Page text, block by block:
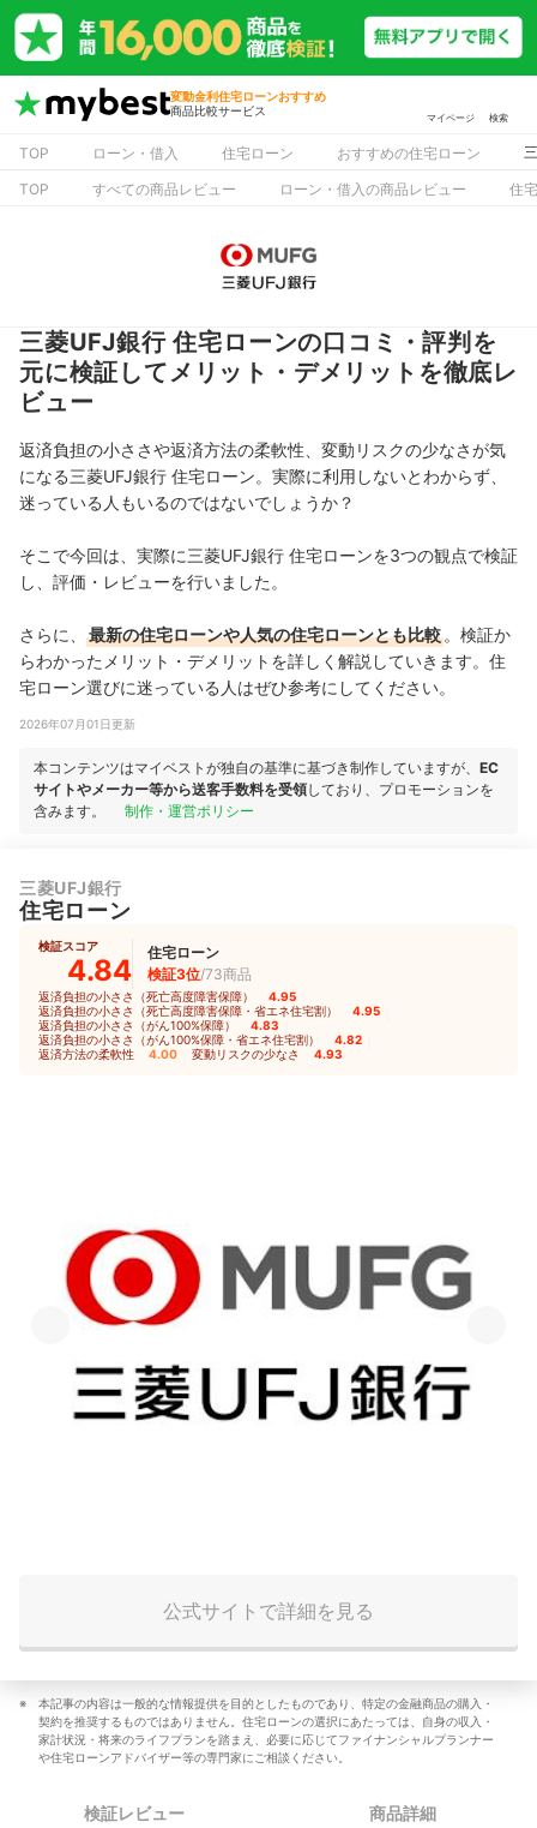
変動金利住宅ローンおすすめ
商品比較サービス
マイページ 検索
TOP ローン・借入 住宅ローン おすすめの住宅ローン
TOP すべての商品レビュー ローン・借入の商品レビュー 住
三菱UFJ銀行 住宅ローンの口コミ・評判を
元に検証してメリット・デメリットを徹底レ
ビュー
返済負担の小ささや返済方法の柔軟性、変動リスクの少なさが気
になる三菱UFJ銀行 住宅ローン。実際に利用しないとわからず、
迷っている人もいるのではないでしょうか？
そこで今回は、実際に三菱UFJ銀行 住宅ローンを3つの観点で検証
し、評価・レビューを行いました。
さらに、 最新の住宅ローンや人気の住宅ローンとも比較 。検証か
らわかったメリット・デメリットを詳しく解説していきます。住
宅ローン選びに迷っている人はぜひ参考にしてください。
2026年07月01日更新
本コンテンツはマイベストが独自の基準に基づき制作していますが、 EC
サイトやメーカー等から送客手数料を受領しており、プロモーションを
含みます。
制作・運営ポリシー
三菱UFJ銀行
住宅ローン
検証スコア
4.84
住宅ローン
検証3位/73商品
返済負担の小ささ（死亡高度障害保障） 4.95
返済負担の小ささ（死亡高度障害保障・省エネ住宅割） 4.95
返済負担の小ささ（がん100%保障） 4.83
返済負担の小ささ（がん100%保障・省エネ住宅割） 4.82
返済方法の柔軟性 4.00 変動リスクの少なさ 4.93
公式サイトで詳細を見る
本記事の内容は一般的な情報提供を目的としたものであり、特定の金融商品の購入・
契約を推奨するものではありません。住宅ローンの選択にあたっては、自身の収入・
家計状況・将来のライフプランを踏まえ、必要に応じてファイナンシャルプランナー
や住宅ローンアドバイザー等の専門家にご相談ください。
検証レビュー 商品詳細